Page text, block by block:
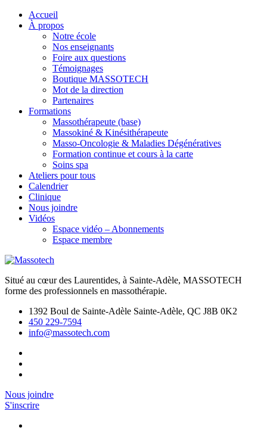
Accueil
À propos
Notre école
Nos enseignants
Foire aux questions
Témoignages
Boutique MASSOTECH
Mot de la direction
Partenaires
Formations
Massothérapeute (base)
Massokiné & Kinésithérapeute
Masso-Oncologie & Maladies Dégénératives
Formation continue et cours à la carte
Soins spa
Ateliers pour tous
Calendrier
Clinique
Nous joindre
Vidéos
Espace vidéo – Abonnements
Espace membre
Situé au cœur des Laurentides, à Sainte-Adèle, MASSOTECH
forme des professionnels en massothérapie.
1392 Boul de Sainte-Adèle Sainte-Adèle, QC J8B 0K2
450 229-7594
info@massotech.com
Nous joindre
S'inscrire